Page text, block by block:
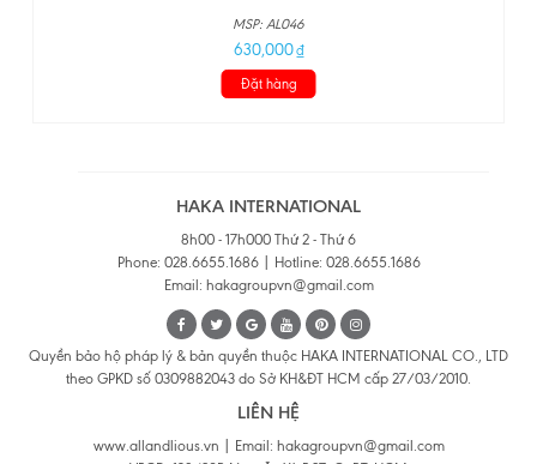
MSP: AL046
630,000₫
Đặt hàng
HAKA INTERNATIONAL
8h00 - 17h000 Thứ 2 - Thứ 6
Phone: 028.6655.1686 | Hotline: 028.6655.1686
Email: hakagroupvn@gmail.com
Quyền bảo hộ pháp lý & bản quyền thuộc HAKA INTERNATIONAL CO., LTD
theo GPKD số 0309882043 do Sở KH&ĐT HCM cấp 27/03/2010.
LIÊN HỆ
www.allandlious.vn | Email: hakagroupvn@gmail.com